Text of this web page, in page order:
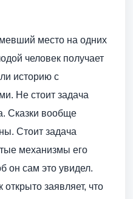
место на одних
человек получает
историю с
Не стоит задача
Сказки вообще
Стоит задача
механизмы его
он сам это увидел.
заявляет, что